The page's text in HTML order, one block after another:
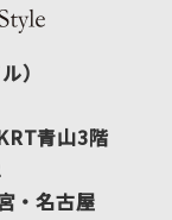
）
青山3階
・名古屋